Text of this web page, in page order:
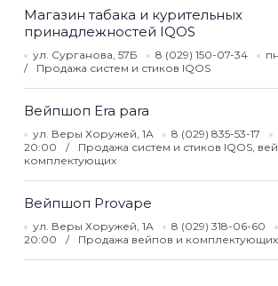
Магазин табака и курительных
принадлежностей IQOS
ул. Сурганова, 57Б 8 (029) 150-07-34
Продажа систем и стиков IQOS
Вейпшоп Era para
ул. Веры Хоружей, 1А 8 (029) 835-53-17
20:00
Продажа систем и стиков IQOS,
комплектующих
Вейпшоп Provape
ул. Веры Хоружей, 1А 8 (029) 318-06-60
20:00
Продажа вейпов и комплектующих